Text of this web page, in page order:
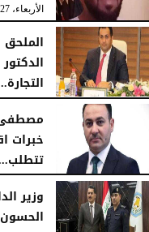
الأربعاء، 27 مايو 2026
الجمعة، 15 مايو 2026
مصطفى
خبرات
الجمعة، 15 مايو 2026 06:21 مـ
وزير
الحسون